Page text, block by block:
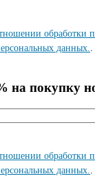
обработки
данных.
на покупку
обработки
данных.